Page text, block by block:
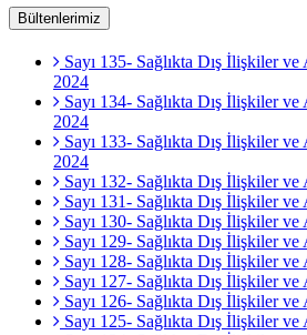
Bültenlerimiz
Sayı 135- Sağlıkta Dış İlişkiler
2024
Sayı 134- Sağlıkta Dış İlişkiler
2024
Sayı 133- Sağlıkta Dış İlişkiler
2024
Sayı 132- Sağlıkta Dış İlişkiler
Sayı 131- Sağlıkta Dış İlişkiler
Sayı 130- Sağlıkta Dış İlişkiler
Sayı 129- Sağlıkta Dış İlişkiler
Sayı 128- Sağlıkta Dış İlişkiler
Sayı 127- Sağlıkta Dış İlişkiler
Sayı 126- Sağlıkta Dış İlişkiler
Sayı 125- Sağlıkta Dış İlişkiler